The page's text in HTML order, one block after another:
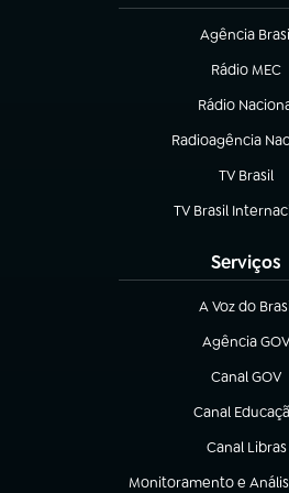
Agência
(abre em
Rádio MEC
(abre em
Rádio
Radioagência
(abre em nova
TV Brasil
(abre em
TV Brasil
(abre em nova
Serviços
A Voz do
(abre em
Agência GOV
(abre em
Canal GOV
(abre em
Canal
(abre em nova
Canal Libras
(abre em
Monitoramento e